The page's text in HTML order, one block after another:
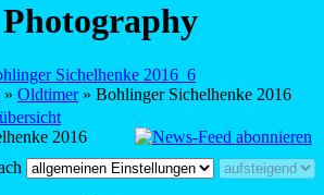
» Oldtimer» Bohlinger Sichelhenke 2016
2016